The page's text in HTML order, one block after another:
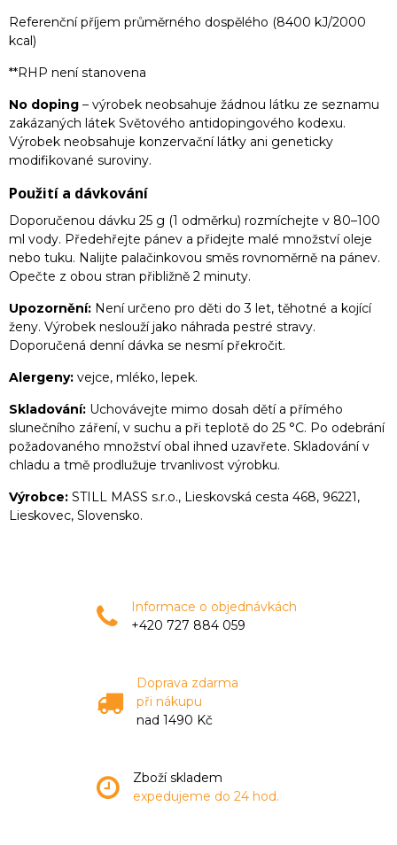
Referenční příjem průměrného dospělého (8400 kJ/2000
kcal)
**RHP není stanovena
No doping – výrobek neobsahuje žádnou látku ze seznamu
zakázaných látek Světového antidopingového kodexu.
Výrobek neobsahuje konzervační látky ani geneticky
modifikované suroviny.
Použití a dávkování
Doporučenou dávku 25 g (1 odměrku) rozmíchejte v 80–100
ml vody. Předehřejte pánev a přidejte malé množství oleje
nebo tuku. Nalijte palačinkovou směs rovnoměrně na pánev.
Opečte z obou stran přibližně 2 minuty.
Upozornění: Není určeno pro děti do 3 let, těhotné a kojící
ženy. Výrobek neslouží jako náhrada pestré stravy.
Doporučená denní dávka se nesmí překročit.
Alergeny: vejce, mléko, lepek.
Skladování: Uchovávejte mimo dosah dětí a přímého
slunečního záření, v suchu a při teplotě do 25 °C. Po odebrání
požadovaného množství obal ihned uzavřete. Skladování v
chladu a tmě prodlužuje trvanlivost výrobku.
Výrobce: STILL MASS s.r.o., Lieskovská cesta 468, 96221,
Lieskovec, Slovensko.
Informace o objednávkách
+420 727 884 059
Doprava zdarma
při nákupu
nad 1490 Kč
Zboží skladem
expedujeme do 24 hod.